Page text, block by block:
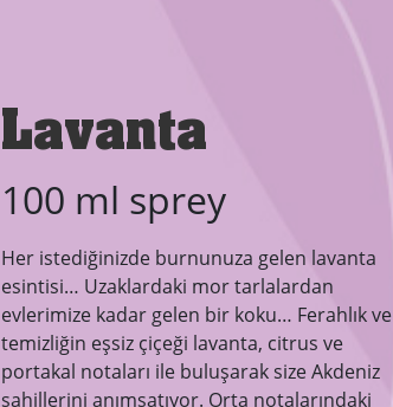
Lavanta
100 ml sprey
Her istediğinizde burnunuza gelen lavanta
esintisi… Uzaklardaki mor tarlalardan
evlerimize kadar gelen bir koku… Ferahlık ve
temizliğin eşsiz çiçeği lavanta, citrus ve
portakal notaları ile buluşarak size Akdeniz
sahillerini anımsatıyor. Orta notalarındaki